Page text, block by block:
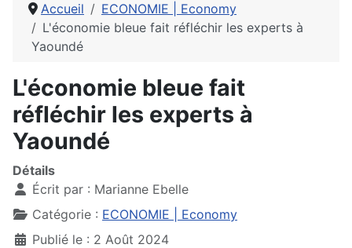
Accueil
ECONOMIE | Economy
L'économie bleue fait réfléchir les experts à
Yaoundé
L'économie bleue fait
réfléchir les experts à
Yaoundé
Détails
Écrit par : Marianne Ebelle
Catégorie : ECONOMIE | Economy
Publié le : 2 Août 2024